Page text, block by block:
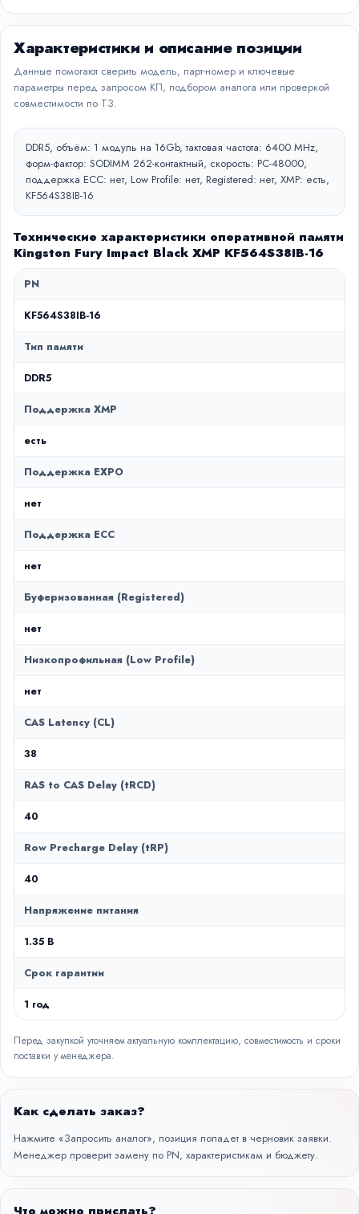
Характеристики и описание позиции
Данные помогают сверить модель, парт-номер и ключевые
параметры перед запросом КП, подбором аналога или проверкой
совместимости по ТЗ.
DDR5, объём: 1 модуль на 16Gb, тактовая частота: 6400 MHz,
форм-фактор: SODIMM 262-контактный, скорость: PC-48000,
поддержка ECC: нет, Low Profile: нет, Registered: нет, XMP: есть,
KF564S38IB-16
Технические характеристики оперативной памяти
Kingston Fury Impact Black XMP KF564S38IB-16
PN
KF564S38IB-16
Тип памяти
DDR5
Поддержка XMP
есть
Поддержка EXPO
нет
Поддержка ECC
нет
Буферизованная (Registered)
нет
Низкопрофильная (Low Profile)
нет
CAS Latency (CL)
38
RAS to CAS Delay (tRCD)
40
Row Precharge Delay (tRP)
40
Напряжение питания
1.35 В
Срок гарантии
1 год
Перед закупкой уточняем актуальную комплектацию, совместимость и сроки
поставки у менеджера.
Как сделать заказ?
Нажмите «Запросить аналог», позиция попадет в черновик заявки.
Менеджер проверит замену по PN, характеристикам и бюджету.